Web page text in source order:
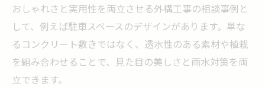
おしゃれさと実用性を両立させる外構工事の相談事例と
して、例えば駐車スペースのデザインがあります。単な
るコンクリート敷きではなく、透水性のある素材や植栽
を組み合わせることで、見た目の美しさと雨水対策を両
立できます。